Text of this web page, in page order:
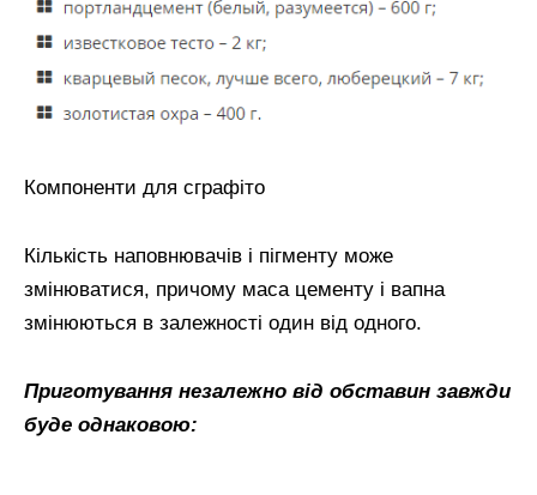
Компоненти для сграфіто
Кількість наповнювачів і пігменту може
змінюватися, причому маса цементу і вапна
змінюються в залежності один від одного.
Приготування незалежно від обставин завжди
буде однаковою: